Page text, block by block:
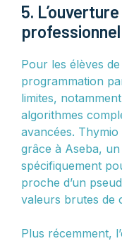
5.
professionnel
Pour les élèves
programmation
limites,
algorithmes
avancées.
grâce à Aseba,
spécifiquement
proche d’un
valeurs brutes de
Plus récemment,